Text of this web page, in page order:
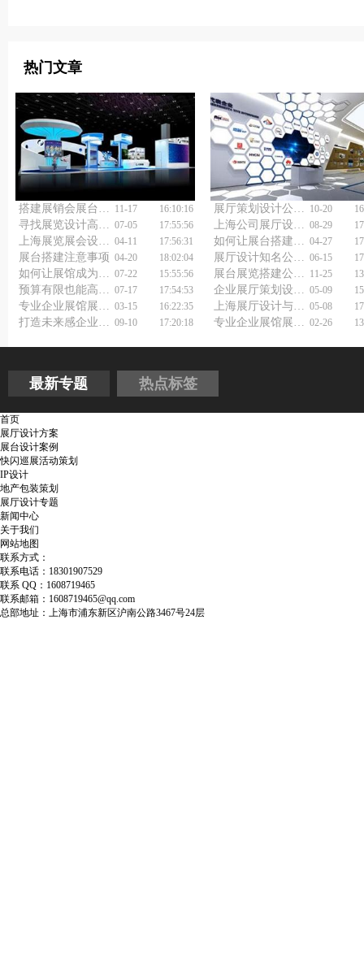
热门文章
搭建展销会展台如何避免踩坑？ 11-17 16:10:16 展厅策划设计公司如何做好展厅规划方案设计？ 10-20
寻找展览设计高手？上海展览展台设计搭建公司不容错过！ 07-05 17:55:56 上海公司展厅设计与施工新潮流揭秘！ 08-29
上海展览展会设计策划公司如何打造展会新亮点？ 04-11 17:56:31 如何让展台搭建及设计成为全场焦点？揭秘吸睛秘诀！ 04-27
展台搭建注意事项 04-20 18:02:04 展厅设计知名公司如何选择？ 06-15
如何让展馆成为网红打卡地？展示展览设计公司用科技颠覆想象！ 07-22 15:55:56 展台展览搭建公司报价里藏着哪些猫腻？ 11-25
预算有限也能高大上？上海展厅设计施工公司来解答！ 07-17 17:54:53 企业展厅策划设计公司能让展厅变得多有趣？ 05-09
专业企业展馆展厅设计公司让品牌更出众！ 03-15 16:22:35 上海展厅设计与施工公司：如何让你的展厅与众不同？ 05-08
打造未来感企业展厅，设计施工一站式服务 09-10 17:20:18 专业企业展馆展厅设计公司如何助力企业品牌形象升级？ 02-26
最新专题 热点标签
首页
展厅设计方案
展台设计案例
快闪巡展活动策划
IP设计
地产包装策划
展厅设计专题
新闻中心
关于我们
网站地图
联系方式：
联系电话：18301907529
联系 QQ：1608719465
联系邮箱：1608719465@qq.com
总部地址：上海市浦东新区沪南公路3467号24层